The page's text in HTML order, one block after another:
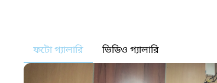
ফটো গ্যালারি ভিডিও গ্যালারি